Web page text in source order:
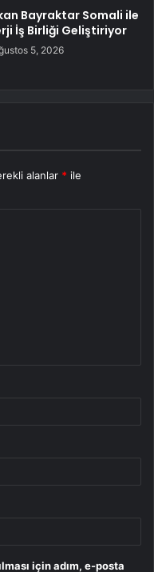
Bayraktar Somali ile
İş Birliği Geliştiriyor
5, 2026
alanlar * ile
için adım, e-posta